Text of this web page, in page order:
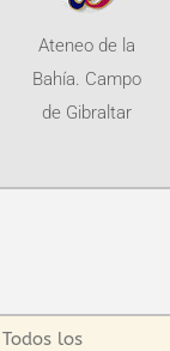
Ateneo de la
Bahía. Campo
de Gibraltar
los